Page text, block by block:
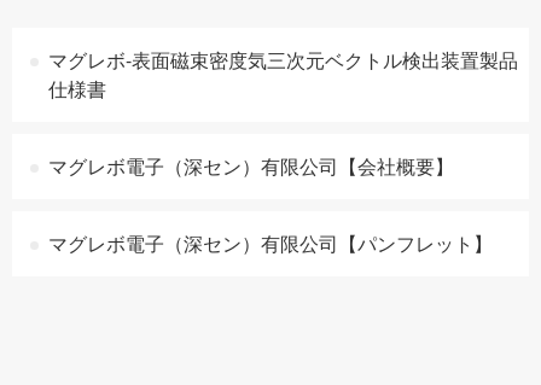
マグレボ-表面磁束密度気三次元ベクトル検出装置製品
仕様書
マグレボ電子（深セン）有限公司【会社概要】
マグレボ電子（深セン）有限公司【パンフレット】